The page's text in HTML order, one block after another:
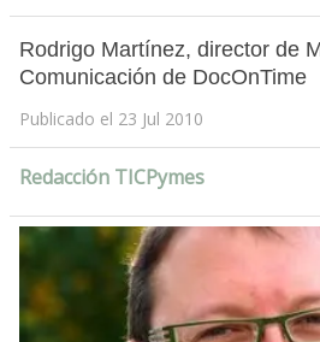
Rodrigo Martínez, director de
Comunicación de DocOnTime
Publicado el 23 Jul 2010
Redacción TICPymes